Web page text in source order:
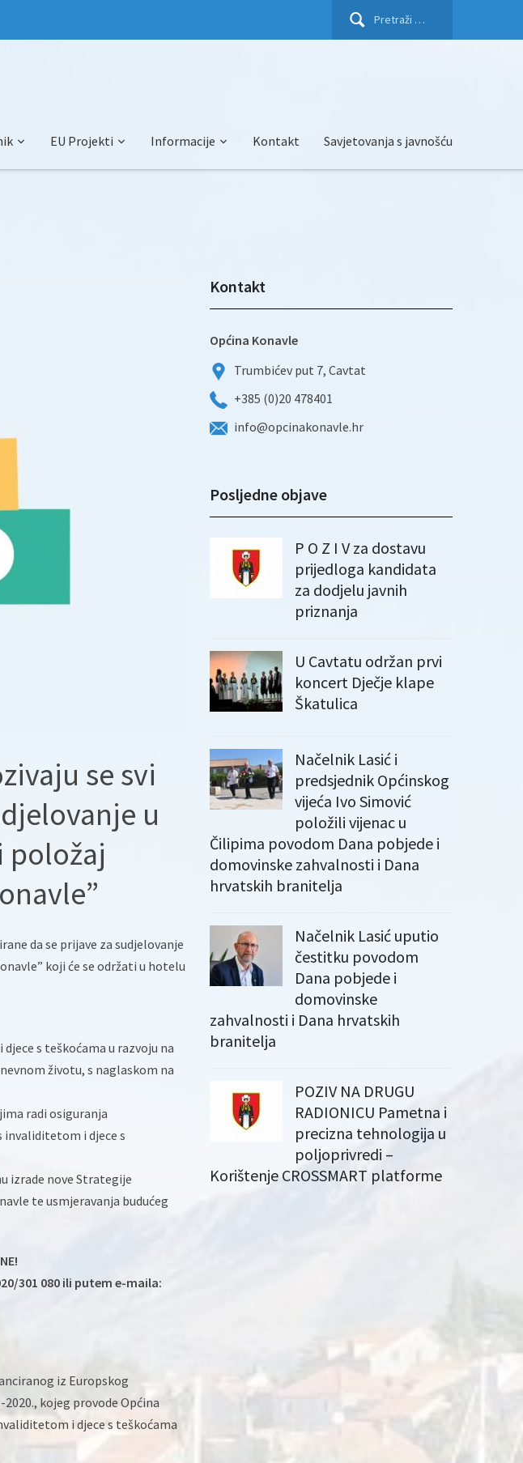
Pretraži:
EU Projekti Informacije Kontakt Savjetovanja s javnošću
se svi
u
položaj
da se prijave za sudjelovanje
koji će se održati u hotelu
s teškoćama u razvoju na
životu, s naglaskom na
radi osiguranja
invaliditetom i djece s
izrade nove Strategije
te usmjeravanja budućeg
301 080 ili putem e-maila:
iz Europskog
kojeg provode Općina
i djece s teškoćama
Kontakt
Općina Konavle
Trumbićev put 7, Cavtat
+385 (0)20 478401
info@opcinakonavle.hr
Posljedne objave
P O Z I V za dostavu
prijedloga kandidata
za dodjelu javnih
priznanja
U Cavtatu održan prvi
koncert Dječje klape
Škatulica
Načelnik Lasić i
predsjednik Općinskog
vijeća Ivo Simović
položili vijenac u
Čilipima povodom Dana pobjede i
domovinske zahvalnosti i Dana
hrvatskih branitelja
Načelnik Lasić uputio
čestitku povodom
Dana pobjede i
domovinske
zahvalnosti i Dana hrvatskih
branitelja
POZIV NA DRUGU
RADIONICU Pametna i
precizna tehnologija u
poljoprivredi –
Korištenje CROSSMART platforme